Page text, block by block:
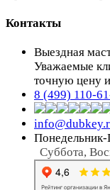
Контакты
Выездная
Уважаемые
точную цену
8 (499) 110-
Суббота,